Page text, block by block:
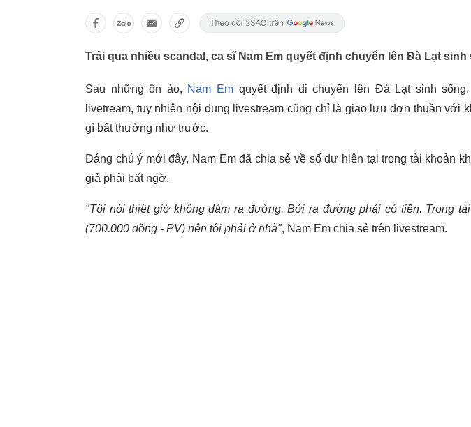
Trải qua nhiều scandal, ca sĩ Nam Em quyết định chuyển lên Đà Lạt sinh
Sau những ồn ào, Nam Em quyết định di chuyển lên Đà Lạt sinh
livetream, tuy nhiên nội dung livestream cũng chỉ là giao lưu đơn thuần với
gì bất thường như trước.
Đáng chú ý mới đây, Nam Em đã chia sẻ về số dư hiện tại trong tài khoản
giả phải bất ngờ.
"Tôi nói thiệt giờ không dám ra đường. Bởi ra đường phải có tiền. Trong
(700.000 đồng - PV) nên tôi phải ở nhà", Nam Em chia sẻ trên livestream.